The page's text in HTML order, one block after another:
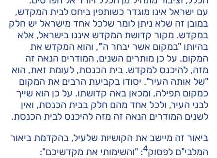
עם ישראל אינו מוגדר כשותפין ביחס לבית המקדש,
במובן זה שלא ניתן לומר שלכל אחד מישראל יש חלק
במקדש. מקור קדושת המקדש איננו בישראל, אלא
בהיותו "במקום אשר יבחר ה'", והוא המקדש את
המקום. על כן מותרים השנים, המודרים הנאה זה
מזה, להיכנס למקדש. בית הכנסת, לעומת זאת, הוא
"של אותה העיר". יסודו בקביעת הרבים את המקום
כמקום תפילה, ומכאן באה קדושתו. על כן הוא שייך
לבני העיר, ולכל אחד מהם חלק בבית הכנסת, ואין
לשנים המודרים הנאה זה מזה להיכנס לבית הכנסת.
ביאור זה מיישב את הקושיות שלעיל, בהקדמת ביאור
המלבי"ם לפסוק4: "והשימותי את מקדשיכם":